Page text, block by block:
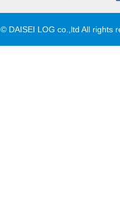
© DAISEI LOG co.,ltd All rights